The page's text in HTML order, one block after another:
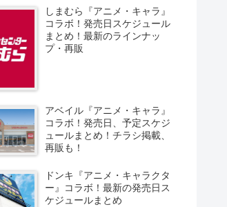
しまむら『アニメ・キャラ』
コラボ！発売日スケジュール
まとめ！最新のラインナッ
プ・再販
アベイル『アニメ・キャラ』
コラボ！発売日、予定スケジ
ュールまとめ！チラシ掲載、
再販も！
ドンキ『アニメ・キャラクタ
ー』コラボ！最新の発売日ス
ケジュールまとめ